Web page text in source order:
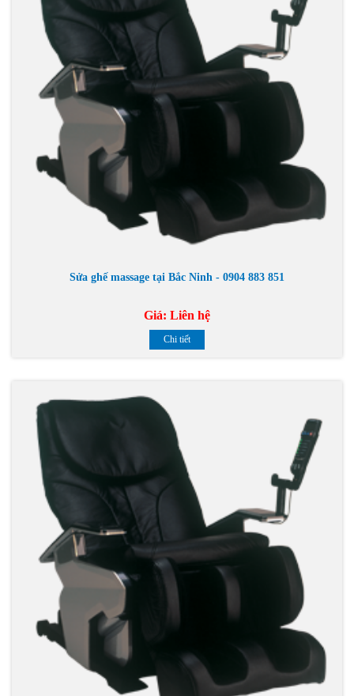
Sửa ghế massage tại Bắc Ninh - 0904 883 851
Giá: Liên hệ
Chi tiết